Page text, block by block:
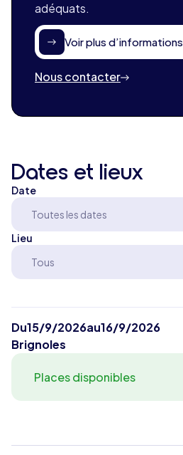
adéquats.
Voir plus d’informations
Nous contacter
Dates et lieux
Date
Lieu
Du15/9/2026au16/9/2026
Brignoles
Places disponibles